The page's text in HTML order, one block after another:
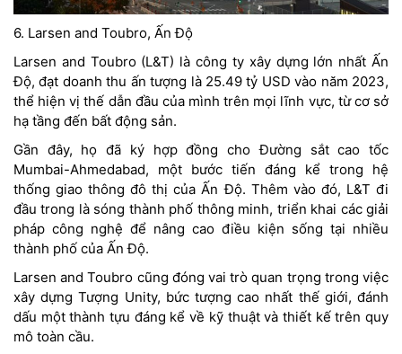
6. Larsen and Toubro, Ấn Độ
Larsen and Toubro (L&T) là công ty xây dựng lớn nhất Ấn
Độ, đạt doanh thu ấn tượng là 25.49 tỷ USD vào năm 2023,
thể hiện vị thế dẫn đầu của mình trên mọi lĩnh vực, từ cơ sở
hạ tầng đến bất động sản.
Gần đây, họ đã ký hợp đồng cho Đường sắt cao tốc
Mumbai-Ahmedabad, một bước tiến đáng kể trong hệ
thống giao thông đô thị của Ấn Độ. Thêm vào đó, L&T đi
đầu trong là sóng thành phố thông minh, triển khai các giải
pháp công nghệ để nâng cao điều kiện sống tại nhiều
thành phố của Ấn Độ.
Larsen and Toubro cũng đóng vai trò quan trọng trong việc
xây dựng Tượng Unity, bức tượng cao nhất thế giới, đánh
dấu một thành tựu đáng kể về kỹ thuật và thiết kế trên quy
mô toàn cầu.